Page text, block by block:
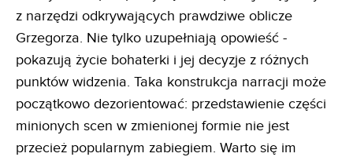
z narzędzi odkrywających prawdziwe oblicze
Grzegorza. Nie tylko uzupełniają opowieść -
pokazują życie bohaterki i jej decyzje z różnych
punktów widzenia. Taka konstrukcja narracji może
początkowo dezorientować: przedstawienie części
minionych scen w zmienionej formie nie jest
przecież popularnym zabiegiem. Warto się im